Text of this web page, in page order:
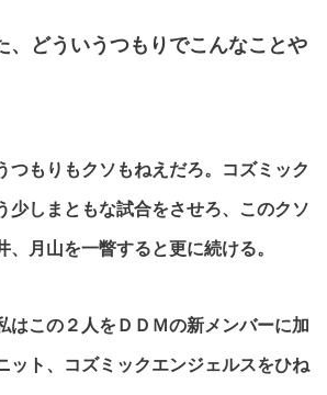
、どういうつもりでこんなことや
つもりもクソもねえだろ。コズミック
少しまともな試合をさせろ、このクソ
、月山を一瞥すると更に続ける。
はこの２人をＤＤＭの新メンバーに加
ット、コズミックエンジェルスをひね